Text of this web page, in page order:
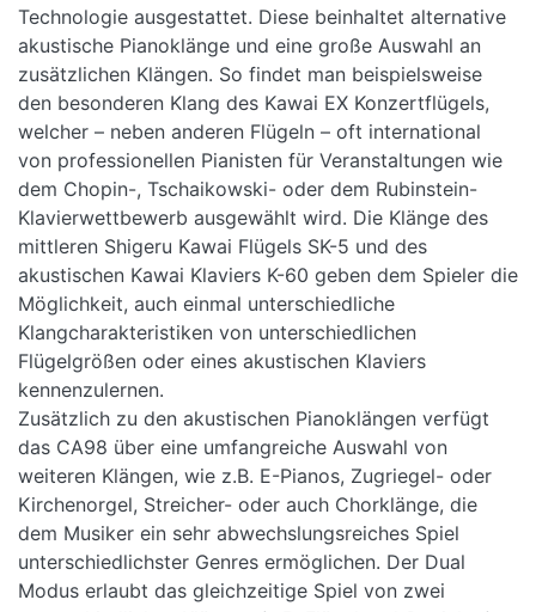
Technologie ausgestattet. Diese beinhaltet alternative
akustische Pianoklänge und eine große Auswahl an
zusätzlichen Klängen. So findet man beispielsweise
den besonderen Klang des Kawai EX Konzertflügels,
welcher – neben anderen Flügeln – oft international
von professionellen Pianisten für Veranstaltungen wie
dem Chopin-, Tschaikowski- oder dem Rubinstein-
Klavierwettbewerb ausgewählt wird. Die Klänge des
mittleren Shigeru Kawai Flügels SK-5 und des
akustischen Kawai Klaviers K-60 geben dem Spieler die
Möglichkeit, auch einmal unterschiedliche
Klangcharakteristiken von unterschiedlichen
Flügelgrößen oder eines akustischen Klaviers
kennenzulernen.
Zusätzlich zu den akustischen Pianoklängen verfügt
das CA98 über eine umfangreiche Auswahl von
weiteren Klängen, wie z.B. E-Pianos, Zugriegel- oder
Kirchenorgel, Streicher- oder auch Chorklänge, die
dem Musiker ein sehr abwechslungsreiches Spiel
unterschiedlichster Genres ermöglichen. Der Dual
Modus erlaubt das gleichzeitige Spiel von zwei